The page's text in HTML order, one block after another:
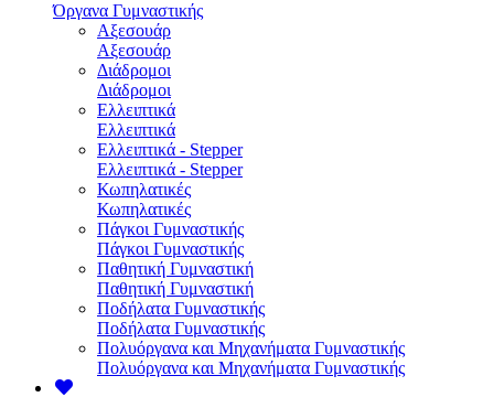
Όργανα Γυμναστικής
Αξεσουάρ
Αξεσουάρ
Διάδρομοι
Διάδρομοι
Ελλειπτικά
Ελλειπτικά
Ελλειπτικά - Stepper
Ελλειπτικά - Stepper
Κωπηλατικές
Κωπηλατικές
Πάγκοι Γυμναστικής
Πάγκοι Γυμναστικής
Παθητική Γυμναστική
Παθητική Γυμναστική
Ποδήλατα Γυμναστικής
Ποδήλατα Γυμναστικής
Πολυόργανα και Μηχανήματα Γυμναστικής
Πολυόργανα και Μηχανήματα Γυμναστικής